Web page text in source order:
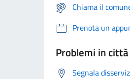
Chiama il
Prenota un
Problemi in città
Segnala